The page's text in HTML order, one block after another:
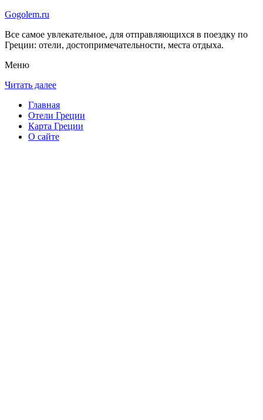
Gogolem.ru
Все самое увлекательное, для отправляющихся в поездку по
Греции: отели, достопримечательности, места отдыха.
Меню
Читать далее
Главная
Отели Греции
Карта Греции
О сайте